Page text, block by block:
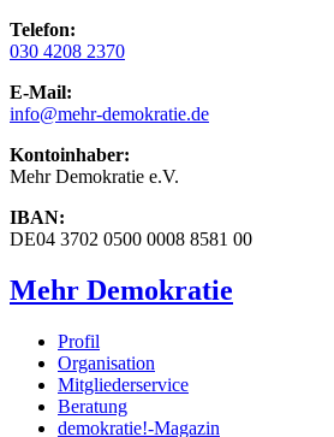
Telefon:
030 4208 2370
E-Mail:
info@mehr-demokratie.de
Kontoinhaber:
Mehr Demokratie e.V.
IBAN:
DE04 3702 0500 0008 8581 00
Mehr Demokratie
Profil
Organisation
Mitgliederservice
Beratung
demokratie!-Magazin